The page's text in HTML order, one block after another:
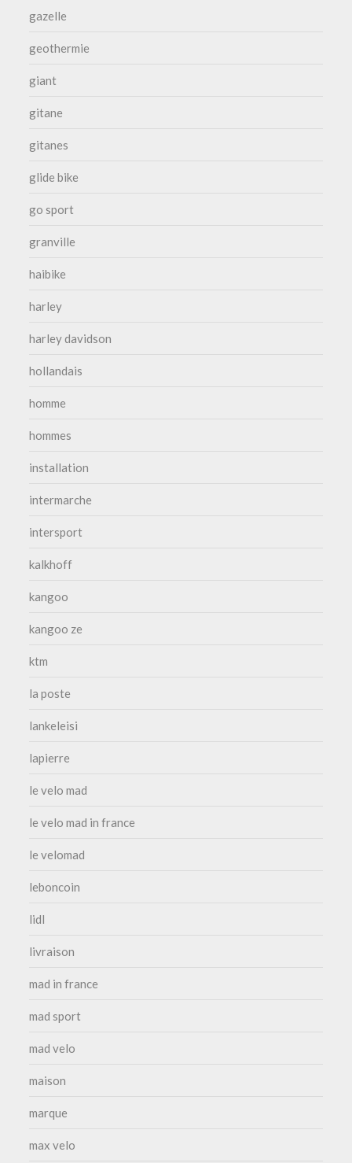
gazelle
geothermie
giant
gitane
gitanes
glide bike
go sport
granville
haibike
harley
harley davidson
hollandais
homme
hommes
installation
intermarche
intersport
kalkhoff
kangoo
kangoo ze
ktm
la poste
lankeleisi
lapierre
le velo mad
le velo mad in france
le velomad
leboncoin
lidl
livraison
mad in france
mad sport
mad velo
maison
marque
max velo